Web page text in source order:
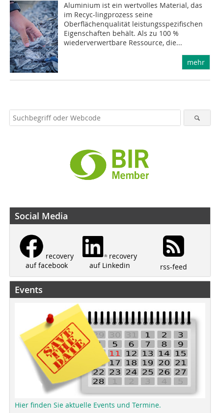
Aluminium ist ein wertvolles Material, das
im Recyc-lingprozess seine
Oberflächenqualität leistungsspezifischen
Eigenschaften behält. Als zu 100 %
wiederverwertbare Ressource, die...
mehr
Social Media
recovery
auf facebook
recovery
auf Linkedin
rss-feed
Events
Hier finden Sie aktuelle Events und Termine.